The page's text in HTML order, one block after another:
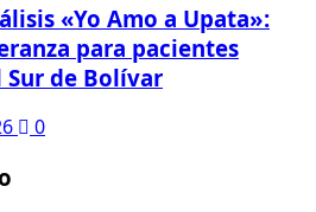
«Yo Amo a Upata»:
para pacientes
Sur de Bolívar
0